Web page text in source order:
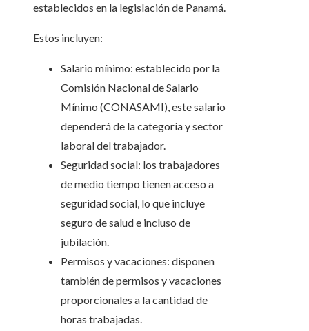
establecidos en la legislación de Panamá.
Estos incluyen:
Salario mínimo: establecido por la
Comisión Nacional de Salario
Mínimo (CONASAMI), este salario
dependerá de la categoría y sector
laboral del trabajador.
Seguridad social: los trabajadores
de medio tiempo tienen acceso a
seguridad social, lo que incluye
seguro de salud e incluso de
jubilación.
Permisos y vacaciones: disponen
también de permisos y vacaciones
proporcionales a la cantidad de
horas trabajadas.